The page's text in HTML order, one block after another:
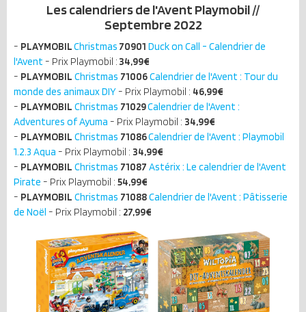
Les calendriers de l'Avent Playmobil //
Septembre 2022
- PLAYMOBILChristmas 70901 Duck on Call - Calendrier de
l'Avent - Prix Playmobil : 34,99€
- PLAYMOBIL Christmas 71006Calendrier de l'Avent : Tour du
monde des animaux DIY - Prix Playmobil : 46,99€
- PLAYMOBIL Christmas 71029Calendrier de l'Avent :
Adventures of Ayuma - Prix Playmobil : 34,99€
- PLAYMOBIL Christmas 71086Calendrier de l'Avent : Playmobil
1.2.3 Aqua - Prix Playmobil : 34,99€
- PLAYMOBIL Christmas 71087 Astérix : Le calendrier de l'Avent
Pirate - Prix Playmobil : 54,99€
- PLAYMOBIL Christmas 71088Calendrier de l'Avent : Pâtisserie
de Noël - Prix Playmobil : 27,99€